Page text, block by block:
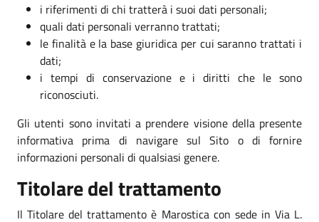
i riferimenti di chi tratterà i suoi dati personali;
quali dati personali verranno trattati;
le finalità e la base giuridica per cui saranno trattati i
dati;
i tempi di conservazione e i diritti che le sono
riconosciuti.
Gli utenti sono invitati a prendere visione della presente
informativa prima di navigare sul Sito o di fornire
informazioni personali di qualsiasi genere.
Titolare del trattamento
Il Titolare del trattamento è Marostica con sede in Via L.